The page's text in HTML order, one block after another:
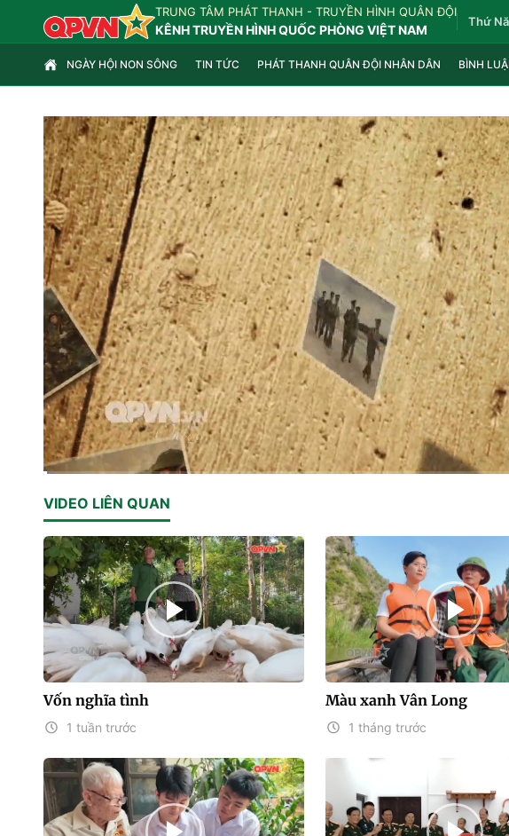
TRUNG TÂM PHÁT THANH - TRUYỀN HÌNH QUÂN ĐỘI
KÊNH TRUYỀN HÌNH QUỐC PHÒNG VIỆT NAM
Thứ
NGÀY HỘI NON SÔNG TIN TỨC PHÁT THANH QUÂN ĐỘI NHÂN DÂN BÌNH
VIDEO LIÊN QUAN
Vốn nghĩa tình
1 tuần trước
Màu xanh Vân Long
1 tháng trước